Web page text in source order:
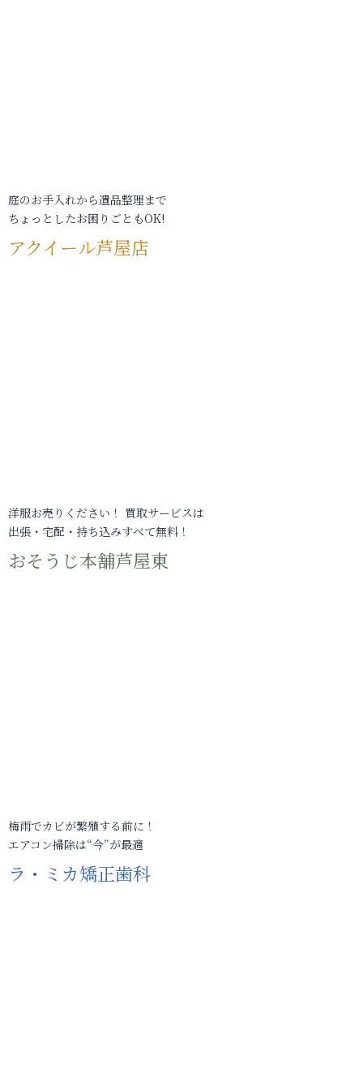
庭のお手入れから遺品整理まで
ちょっとしたお困りごともOK!
アクイール芦屋店
洋服お売りください！ 買取サービスは
出張・宅配・持ち込みすべて無料！
おそうじ本舗芦屋東
梅雨でカビが繁殖する前に！
エアコン掃除は“今”が最適
ラ・ミカ矯正歯科